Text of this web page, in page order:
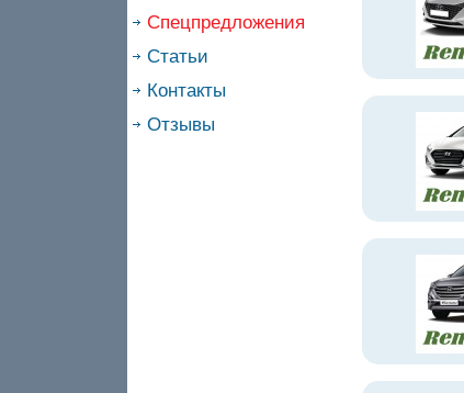
Спецпредложения
Статьи
Контакты
Отзывы